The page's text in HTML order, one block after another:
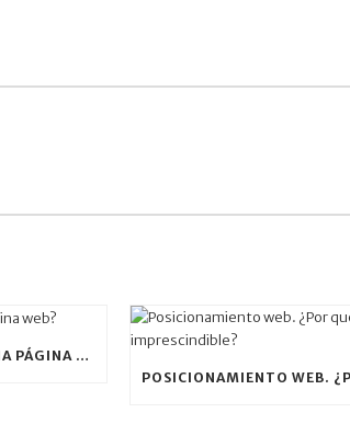
¿CUÁL ES EL PRECIO DE UNA PÁGINA WEB?